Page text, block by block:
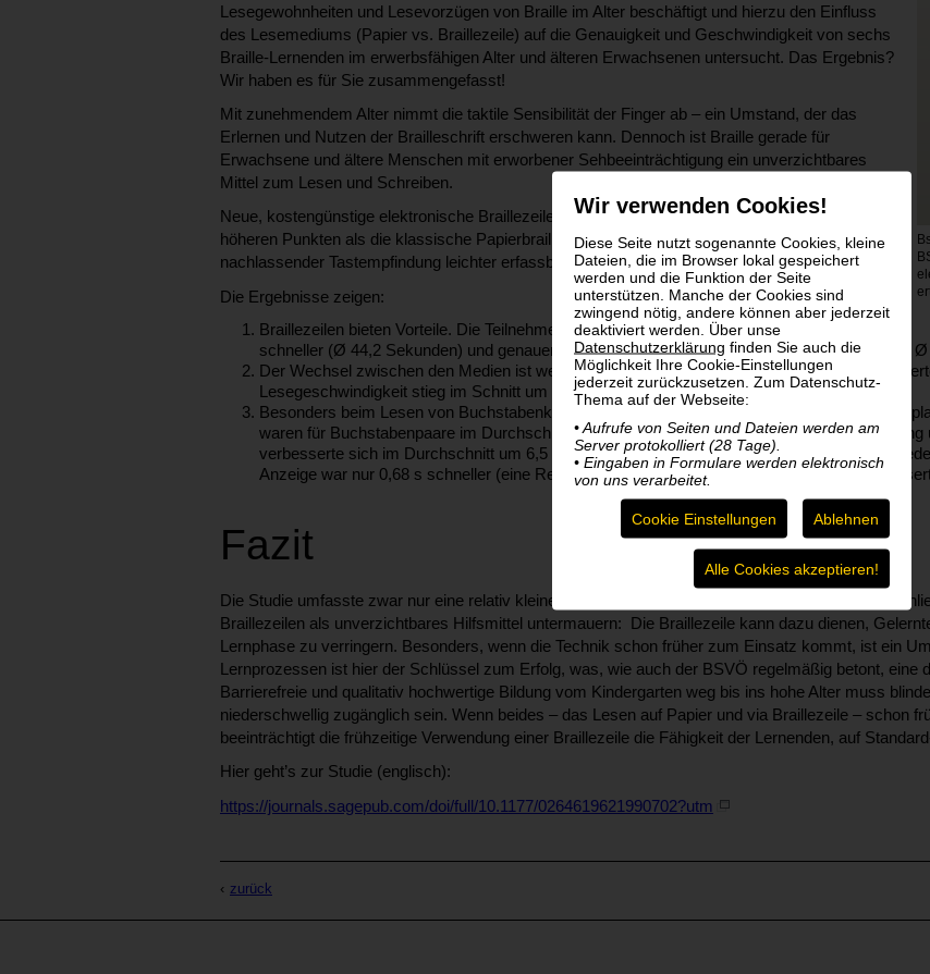
Wir verwenden Cookies!
Diese Seite nutzt sogenannte Cookies, kleine
Dateien, die im Browser lokal gespeichert
werden und die Funktion der Seite
unterstützen. Manche der Cookies sind
zwingend nötig, andere können aber jederzeit
deaktiviert werden. Über unse
Datenschutzerklärung finden Sie auch die
Möglichkeit Ihre Cookie-Einstellungen
jederzeit zurückzusetzen. Zum Datenschutz-
Thema auf der Webseite:
• Aufrufe von Seiten und Dateien werden am
Server protokolliert (28 Tage).
• Eingaben in Formulare werden elektronisch
von uns verarbeitet.
Cookie Einstellungen Ablehnen
Alle Cookies akzeptieren!
Lesegewohnheiten und Lesevorzügen von Braille im Alter beschäftigt und hierzu den Einfluss
des Lesemediums (Papier vs. Braillezeile) auf die Genauigkeit und Geschwindigkeit von sechs
Braille-Lernenden im erwerbsfähigen Alter und älteren Erwachsenen untersucht. Das Ergebnis?
Wir haben es für Sie zusammengefasst!
Mit zunehmendem Alter nimmt die taktile Sensibilität der Finger ab – ein Umstand, der das
Erlernen und Nutzen der Brailleschrift erschweren kann. Dennoch ist Braille gerade für
Erwachsene und ältere Menschen mit erworbener Sehbeeinträchtigung ein unverzichtbares
Mittel zum Lesen und Schreiben.
Neue, kostengünstige elektronische Braillezeilen bieten hier Chancen: Sie arbeiten mit etwas
höheren Punkten als die klassische Papierbraille und könnten dadurch für Personen mit
nachlassender Tastempfindung leichter erfassbar sein.
Die Ergebnisse zeigen:
Braillezeilen bieten Vorteile. Die Teilnehmer:innen lernten Buchstaben auf dem Display
schneller (Ø 44,2 Sekunden) und genauer (Ø 83 % richtig) als auf Papier (Ø 54,3 Sekunden, Ø
Der Wechsel zwischen den Medien ist weitgehend unproblematisch. Beim Umstieg
Lesegeschwindigkeit stieg im Schnitt um 11,2 %, die Genauigkeit um 2,4 %.
Besonders beim Lesen von Buchstabenkombinationen zeigte sich der größte Vorteil des
waren für Buchstabenpaare im Durchschnitt 19,4 s schneller als auf Papier (eine
verbesserte sich im Durchschnitt um 6,5 %. Bei einzelnen Buchstaben waren die
Anzeige war nur 0,68 s schneller (eine Reduzierung um 1,9 %), und die Genauigkeit
Fazit
Die Studie umfasste zwar nur eine relativ kleine Testgruppe. Dennoch lässt sie auf Ergebnisse
Braillezeilen als unverzichtbares Hilfsmittel untermauern: Die Braillezeile kann dazu dienen,
Lernphase zu verringern. Besonders, wenn die Technik schon früher zum Einsatz kommt, ist ein
Lernprozessen ist hier der Schlüssel zum Erfolg, was, wie auch der BSVÖ regelmäßig betont, eine
Barrierefreie und qualitativ hochwertige Bildung vom Kindergarten weg bis ins hohe Alter muss
niederschwellig zugänglich sein. Wenn beides – das Lesen auf Papier und via Braillezeile – schon
beeinträchtigt die frühzeitige Verwendung einer Braillezeile die Fähigkeit der Lernenden, auf
Hier geht’s zur Studie (englisch):
https://journals.sagepub.com/doi/full/10.1177/0264619621990702?utm
zurück